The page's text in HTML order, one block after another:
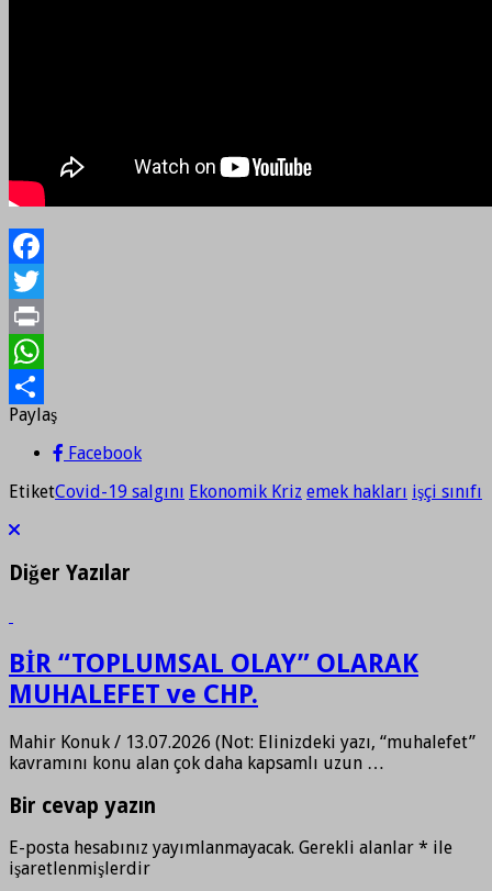
Facebook
Twitter
Print
WhatsApp
Paylaş
Paylaş
Facebook
EtiketCovid-19 salgını Ekonomik Kriz emek hakları işçi sınıfı
Diğer Yazılar
BİR “TOPLUMSAL OLAY” OLARAK
MUHALEFET ve CHP.
Mahir Konuk / 13.07.2026 (Not: Elinizdeki yazı, “muhalefet”
kavramını konu alan çok daha kapsamlı uzun …
Bir cevap yazın
E-posta hesabınız yayımlanmayacak. Gerekli alanlar * ile
işaretlenmişlerdir